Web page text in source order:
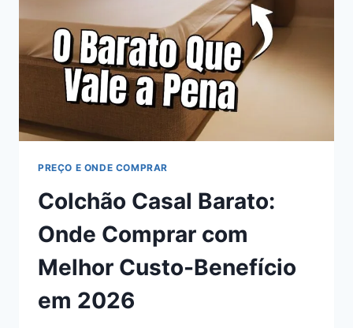
PREÇO E ONDE COMPRAR
Colchão Casal Barato:
Onde Comprar com
Melhor Custo-Benefício
em 2026